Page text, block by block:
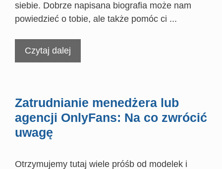
siebie. Dobrze napisana biografia może nam
powiedzieć o tobie, ale także pomóc ci ...
Czytaj dalej
Zatrudnianie menedżera lub
agencji OnlyFans: Na co zwrócić
uwagę
Otrzymujemy tutaj wiele próśb od modelek i